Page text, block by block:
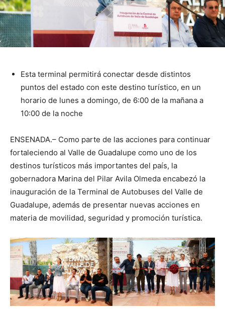
Esta terminal permitirá conectar desde distintos
puntos del estado con este destino turístico, en un
horario de lunes a domingo, de 6:00 de la mañana a
10:00 de la noche
ENSENADA.– Como parte de las acciones para continuar
fortaleciendo al Valle de Guadalupe como uno de los
destinos turísticos más importantes del país, la
gobernadora Marina del Pilar Avila Olmeda encabezó la
inauguración de la Terminal de Autobuses del Valle de
Guadalupe, además de presentar nuevas acciones en
materia de movilidad, seguridad y promoción turística.